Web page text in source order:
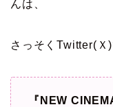
んは、
さっそくTwitter(Ｘ
『NEW